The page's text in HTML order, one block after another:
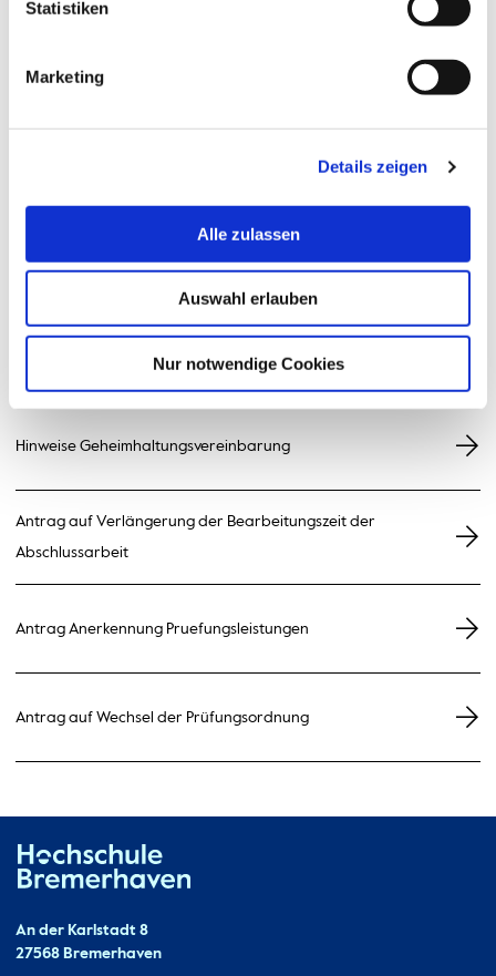
Statistiken
Marketing
Details zeigen
Alle zulassen
Auswahl erlauben
Nur notwendige Cookies
Application for a change of examiners
Anmeldung zur Abschlussarbeit mit externen Prüfer:innen
Anmeldung zur Abschlussarbeit ohne externe Prüfer:innen
Hinweise Geheimhaltungsvereinbarung
Antrag auf Verlängerung der Bearbeitungszeit der
Abschlussarbeit
Antrag Anerkennung Pruefungsleistungen
Antrag auf Wechsel der Prüfungsordnung
Kontakt
An der Karlstadt 8
27568 Bremerhaven